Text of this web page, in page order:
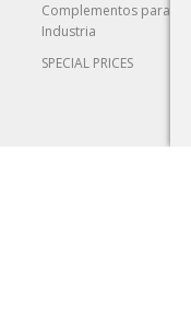
Complementos para
Industria
SPECIAL PRICES